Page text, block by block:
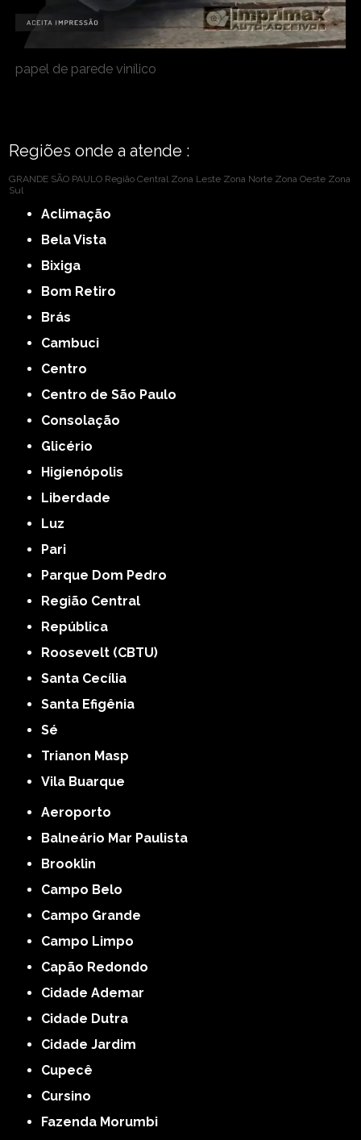
papel de parede vinílico
Regiões onde a atende :
GRANDE SÃO PAULO Região Central Zona Leste Zona Norte Zona Oeste Zona
Sul
Aclimação
Bela Vista
Bixiga
Bom Retiro
Brás
Cambuci
Centro
Centro de São Paulo
Consolação
Glicério
Higienópolis
Liberdade
Luz
Pari
Parque Dom Pedro
Região Central
República
Roosevelt (CBTU)
Santa Cecília
Santa Efigênia
Sé
Trianon Masp
Vila Buarque
Aeroporto
Balneário Mar Paulista
Brooklin
Campo Belo
Campo Grande
Campo Limpo
Capão Redondo
Cidade Ademar
Cidade Dutra
Cidade Jardim
Cupecê
Cursino
Fazenda Morumbi